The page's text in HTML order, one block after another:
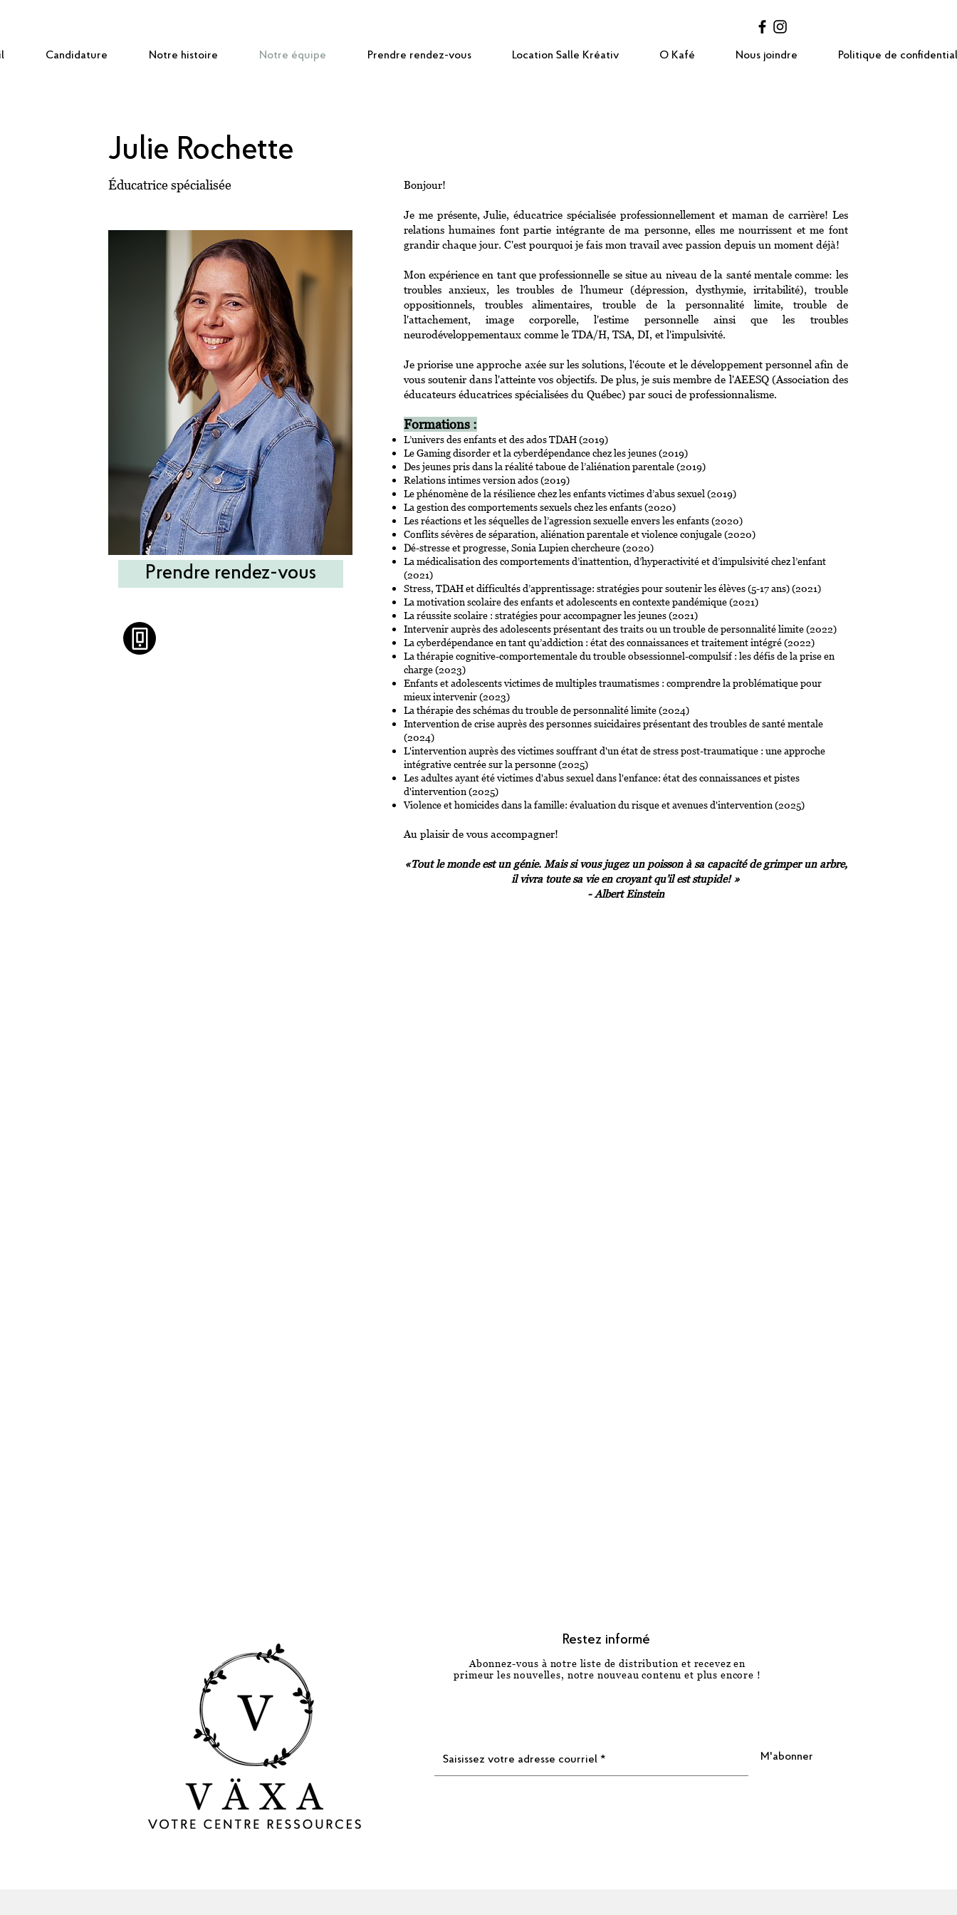
Candidature Notre histoire Notre équipe Prendre rendez-vous Location Salle Kréativ O Kafé Nous joindre Politique de
Julie Rochette
Éducatrice spécialisée
Prendre rendez-vous
Bonjour!
Je me présente, Julie, éducatrice spécialisée professionnellement et maman de carrière! Les
relations humaines font partie intégrante de ma personne, elles me nourrissent et me font
grandir chaque jour. C'est pourquoi je fais mon travail avec passion depuis un moment déjà!
Mon expérience en tant que professionnelle se situe au niveau de la santé mentale comme: les
troubles anxieux, les troubles de l'humeur (dépression, dysthymie, irritabilité), trouble
oppositionnels, troubles alimentaires, trouble de la personnalité limite, trouble de
l'attachement, image corporelle, l'estime personnelle ainsi que les troubles
neurodéveloppementaux comme le TDA/H, TSA, DI, et l'impulsivité.
Je priorise une approche axée sur les solutions, l'écoute et le développement personnel afin de
vous soutenir dans l'atteinte vos objectifs. De plus, je suis membre de l'AEESQ (Association des
éducateurs éducatrices spécialisées du Québec) par souci de professionnalisme.
Formations :
L’univers des enfants et des ados TDAH (2019)
Le Gaming disorder et la cyberdépendance chez les jeunes (2019)
Des jeunes pris dans la réalité taboue de l’aliénation parentale (2019)
Relations intimes version ados (2019)
Le phénomène de la résilience chez les enfants victimes d’abus sexuel (2019)
La gestion des comportements sexuels chez les enfants (2020)
Les réactions et les séquelles de l’agression sexuelle envers les enfants (2020)
Conflits sévères de séparation, aliénation parentale et violence conjugale (2020)
Dé-stresse et progresse, Sonia Lupien chercheure (2020)
La médicalisation des comportements d’inattention, d’hyperactivité et d’impulsivité chez l’enfant
(2021)
Stress, TDAH et difficultés d’apprentissage: stratégies pour soutenir les élèves (5-17 ans) (2021)
La motivation scolaire des enfants et adolescents en contexte pandémique (2021)
La réussite scolaire : stratégies pour accompagner les jeunes (2021)
Intervenir auprès des adolescents présentant des traits ou un trouble de personnalité limite (2022)
La cyberdépendance en tant qu’addiction : état des connaissances et traitement intégré (2022)
La thérapie cognitive-comportementale du trouble obsessionnel-compulsif : les défis de la prise en
charge (2023)
Enfants et adolescents victimes de multiples traumatismes : comprendre la problématique pour
mieux intervenir (2023)
La thérapie des schémas du trouble de personnalité limite (2024)
Intervention de crise auprès des personnes suicidaires présentant des troubles de santé mentale
(2024)
L'intervention auprès des victimes souffrant d'un état de stress post-traumatique : une approche
intégrative centrée sur la personne (2025)
Les adultes ayant été victimes d'abus sexuel dans l'enfance: état des connaissances et pistes
d'intervention (2025)
Violence et homicides dans la famille: évaluation du risque et avenues d'intervention (2025)
Au plaisir de vous accompagner!
«Tout le monde est un génie. Mais si vous jugez un poisson à sa capacité de grimper un arbre,
il vivra toute sa vie en croyant qu’il est stupide! »
- Albert Einstein
Restez informé
Abonnez-vous à notre liste de distribution et recevez en
primeur les nouvelles, notre nouveau contenu et plus encore !
M'abonner